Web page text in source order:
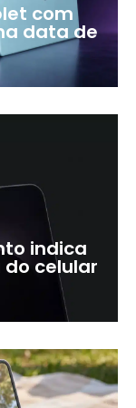
com
data de
indica
celular